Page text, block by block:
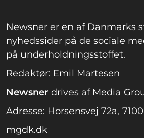
Newsner er en af Danmarks
nyhedssider på de sociale
på underholdningsstoffet.
Redaktør: Emil Martesen
Newsner drives af Media
Adresse: Horsensvej 72a,
mgdk.dk